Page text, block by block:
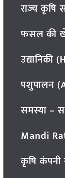
राज्य कृषि
फसल की
पशुपालन
समस्या –
Mandi
कृषि